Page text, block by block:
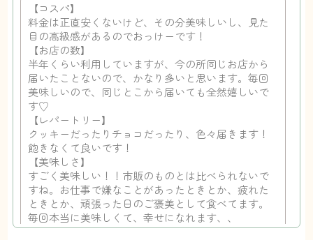
【コスパ】
料金は正直安くないけど、その分美味しいし、見た
目の高級感があるのでおっけーです！
【お店の数】
半年くらい利用していますが、今の所同じお店から
届いたことないので、かなり多いと思います。毎回
美味しいので、同じとこから届いても全然嬉しいで
す♡
【レパートリー】
クッキーだったりチョコだったり、色々届きます！
飽きなくて良いです！
【美味しさ】
すごく美味しい！！市販のものとは比べられないで
すね。お仕事で嫌なことがあったときとか、疲れた
ときとか、頑張った日のご褒美として食べてます。
毎回本当に美味しくて、幸せになれます、、
【見た目】